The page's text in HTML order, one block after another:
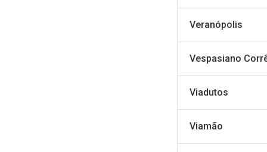
Veranópolis
Vespasiano
Viadutos
Viamão